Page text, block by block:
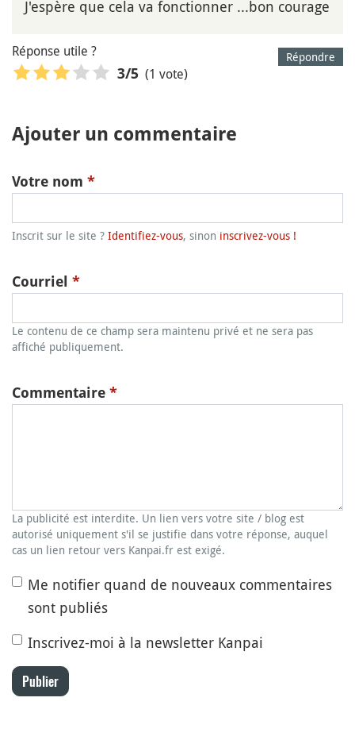
J'espère que cela va fonctionner ...bon courage
Répondre
Réponse utile ?
3/5 (1 vote)
Ajouter un commentaire
Votre nom *
Inscrit sur le site ? Identifiez-vous, sinon inscrivez-vous !
Courriel *
Le contenu de ce champ sera maintenu privé et ne sera pas
affiché publiquement.
Commentaire *
La publicité est interdite. Un lien vers votre site / blog est
autorisé uniquement s'il se justifie dans votre réponse, auquel
cas un lien retour vers Kanpai.fr est exigé.
Me notifier quand de nouveaux commentaires
sont publiés
Inscrivez-moi à la newsletter Kanpai
Publier